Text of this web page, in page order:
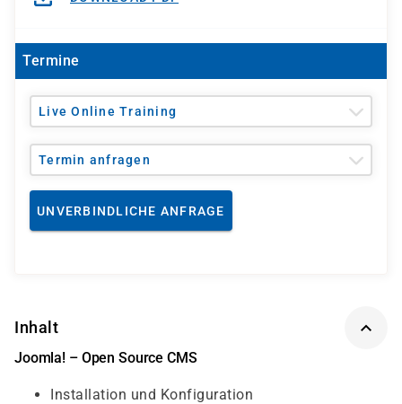
Termine
Live Online Training
Termin anfragen
UNVERBINDLICHE ANFRAGE
Inhalt
Joomla! – Open Source CMS
Installation und Konfiguration